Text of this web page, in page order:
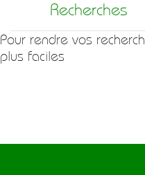
Recherches
Pour rendre vos
plus faciles